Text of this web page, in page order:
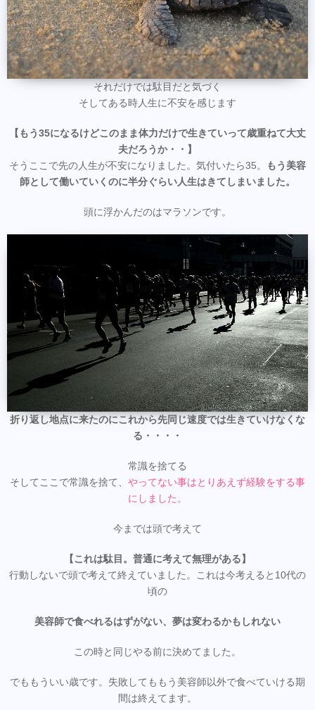
それだけでは駄目だと気づく
そしてある時人生に不安を感じます
【もう35になるけどこのまま体力だけで生きていって歳重ねて大丈
夫だろうか・・】
そうここで先の人生が不安になりました。気付いたら35。
もう美容
師として働いていくのに半分ぐらい人生はきてしまいました。
頭に浮かんだのはマラソンです。
折り返し地点に来たのにこれから先同じ速度では生きていけなくな
る・・・・
常識を捨てる
そしてここで常識を捨て、 やってない事はとりあえず経験をする事
にしました。
今までは頭で考えて
【これは駄目。普通に考えて無理がある】
行動しないで頭で考えて終えていました。これは今考えると10代の
頃の
美容師で食べれるはずがない、夢は変わるかもしれない
この時と同じやる前に決めてました。
でももういい歳です。失敗してももう美容師以外で食べていける期
間は終えてます。